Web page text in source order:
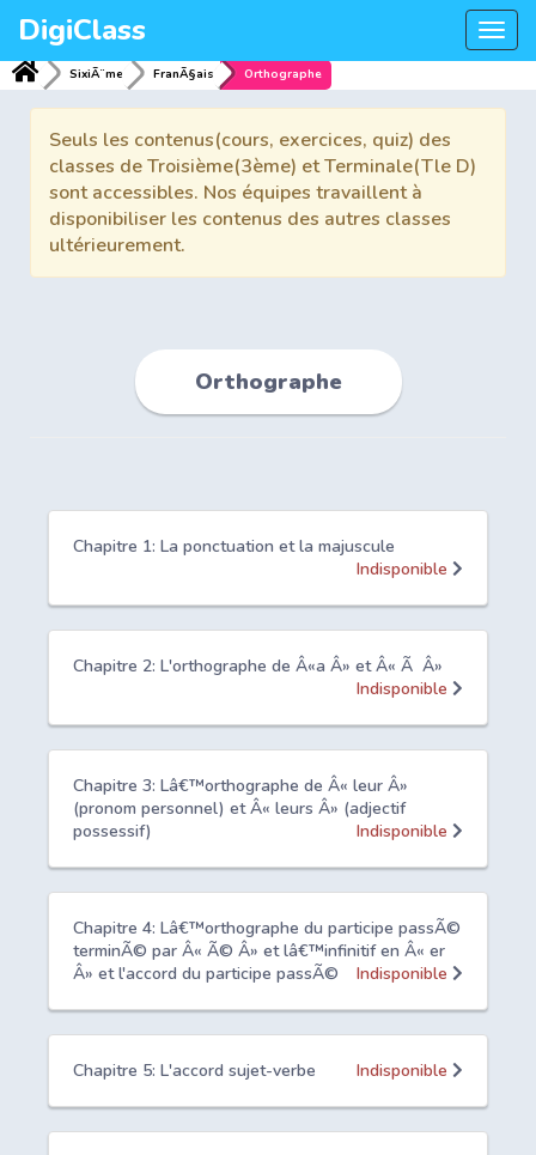
DigiClass
SixiÃ¨me FranÃ§ais Orthographe
Seuls les contenus(cours, exercices, quiz) des
classes de Troisième(3ème) et Terminale(Tle D)
sont accessibles. Nos équipes travaillent à
disponibiliser les contenus des autres classes
ultérieurement.
Orthographe
Chapitre 1: La ponctuation et la majuscule
Indisponible
Chapitre 2: L'orthographe de Â«a Â» et Â« Ã Â»
Indisponible
Chapitre 3: Lâ€™orthographe de Â« leur Â»
(pronom personnel) et Â« leurs Â» (adjectif
possessif)
Indisponible
Chapitre 4: Lâ€™orthographe du participe passÃ©
terminÃ© par Â« Ã© Â» et lâ€™infinitif en Â« er
Â» et l'accord du participe passÃ©
Indisponible
Chapitre 5: L'accord sujet-verbe Indisponible